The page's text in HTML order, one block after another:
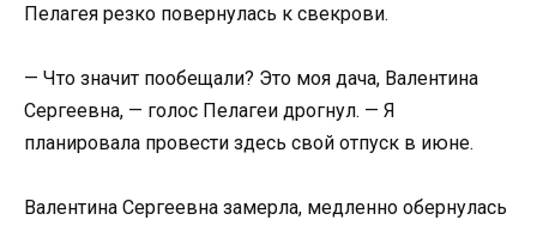
Пелагея резко повернулась к свекрови.
— Что значит пообещали? Это моя дача, Валентина
Сергеевна, — голос Пелагеи дрогнул. — Я
планировала провести здесь свой отпуск в июне.
Валентина Сергеевна замерла, медленно обернулась